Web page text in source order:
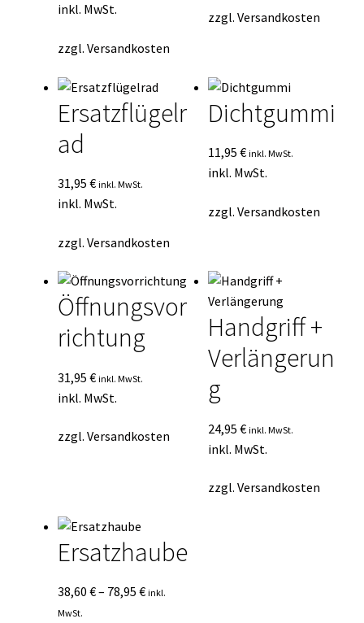
inkl. MwSt.
zzgl. Versandkosten
zzgl.Versandkosten
Ersatzflügelr
ad
31,95 € inkl. MwSt.
inkl. MwSt.
zzgl. Versandkosten
Dichtgummi
11,95€ inkl. MwSt.
inkl. MwSt.
zzgl.Versandkosten
Öffnungsvor
richtung
31,95 € inkl. MwSt.
inkl. MwSt.
zzgl. Versandkosten
Handgriff +
Verlängerun
g
24,95€ inkl. MwSt.
inkl. MwSt.
zzgl.Versandkosten
Ersatzhaube
38,60 €– 78,95 € inkl.
MwSt.